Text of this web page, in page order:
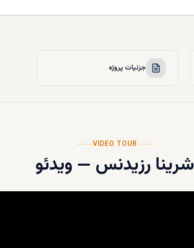
جزئیات پروژه
VIDEO TOUR
شرینا رزیدنس — ویدئو